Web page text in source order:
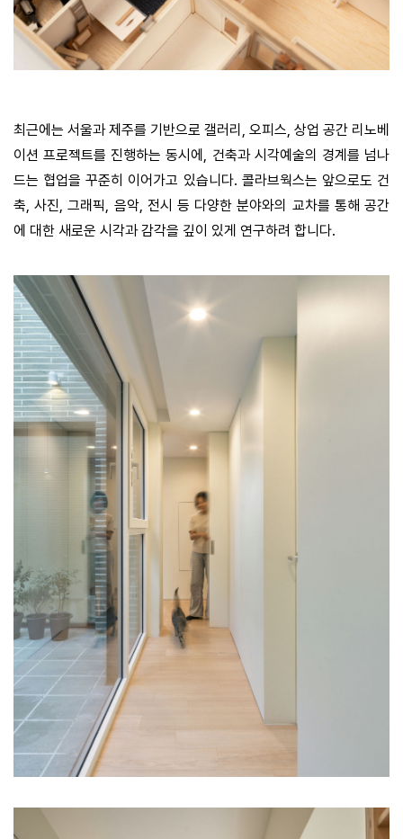
최근에는 서울과 제주를 기반으로 갤러리 , 오피스, 상업 공간 리노베
이션 프로젝트를 진행하는 동시에 , 건축과 시각예술의 경계를 넘나
드는 협업을 꾸준히 이어가고 있습니다. 콜라브웍스는 앞으로도 건
축,사진,그래픽, 음악, 전시 등 다양한 분야와의 교차를 통해 공간
에 대한 새로운 시각과 감각을 깊이 있게 연구하려 합니다.